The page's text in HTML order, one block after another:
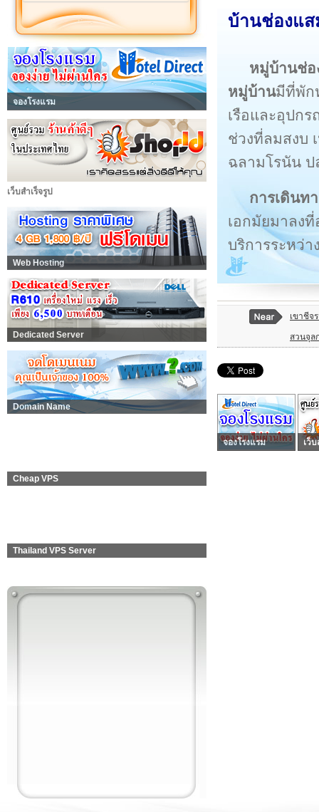
จองโรงแรม
เว็บสำเร็จรูป
Web Hosting
Dedicated Server
Domain Name
Cheap VPS
Thailand VPS Server
บ้านช่องแส
หมู่บ้านช่อ
หมู่บ้านมีที่พัก
เรือและอุปก
ช่วงที่ลมสงบ
ฉลามโรนัน ป
การเดินท
เอกมัยมาลง
บริการระหว่า
เขาชีจ
สวนจุล
จองโรงแรม เว็